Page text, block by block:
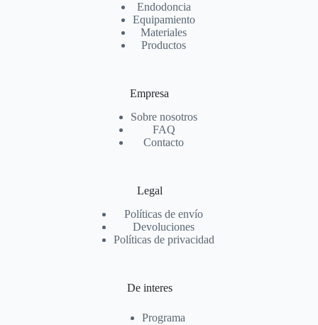
Endodoncia
Equipamiento
Materiales
Productos
Empresa
Sobre nosotros
FAQ
Contacto
Legal
Políticas de envío
Devoluciones
Políticas de privacidad
De interes
Programa